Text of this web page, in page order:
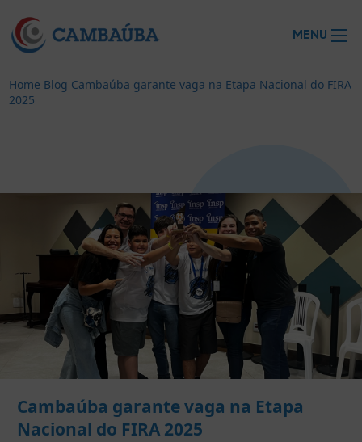
Home Blog Cambaúba garante vaga na Etapa Nacional do FIRA
2025
Cambaúba garante vaga na Etapa
Nacional do FIRA 2025
MENU